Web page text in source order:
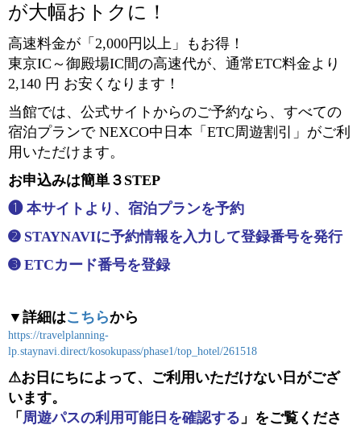
が大幅おトクに！
高速料金が「2,000円以上」もお得！
東京IC～御殿場IC間の高速代が、通常ETC料金より
2,140 円 お安くなります！
当館では、公式サイトからのご予約なら、すべての
宿泊プランで NEXCO中日本「ETC周遊割引」がご利
用いただけます。
お申込みは簡単３STEP
❶ 本サイトより、宿泊プランを予約
➋ STAYNAVIに予約情報を入力して登録番号を発行
➌ ETCカード番号を登録
▼詳細はこちらから
https://travelplanning-
lp.staynavi.direct/kosokupass/phase1/top_hotel/261518
⚠お日にちによって、ご利用いただけない日がござ
います。
「 周遊パスの利用可能日を確認する 」をご覧くださ